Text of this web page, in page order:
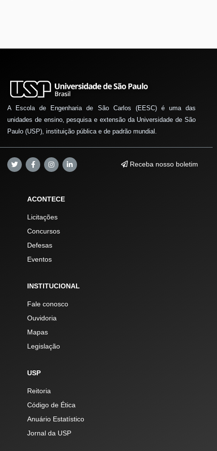
A Escola de Engenharia de São Carlos (EESC) é uma das
unidades de ensino, pesquisa e extensão da Universidade de São
Paulo (USP), instituição pública e de padrão mundial.
Receba nosso boletim
ACONTECE
Licitações
Concursos
Defesas
Eventos
INSTITUCIONAL
Fale conosco
Ouvidoria
Mapas
Legislação
USP
Reitoria
Código de Ética
Anuário Estatístico
Jornal da USP